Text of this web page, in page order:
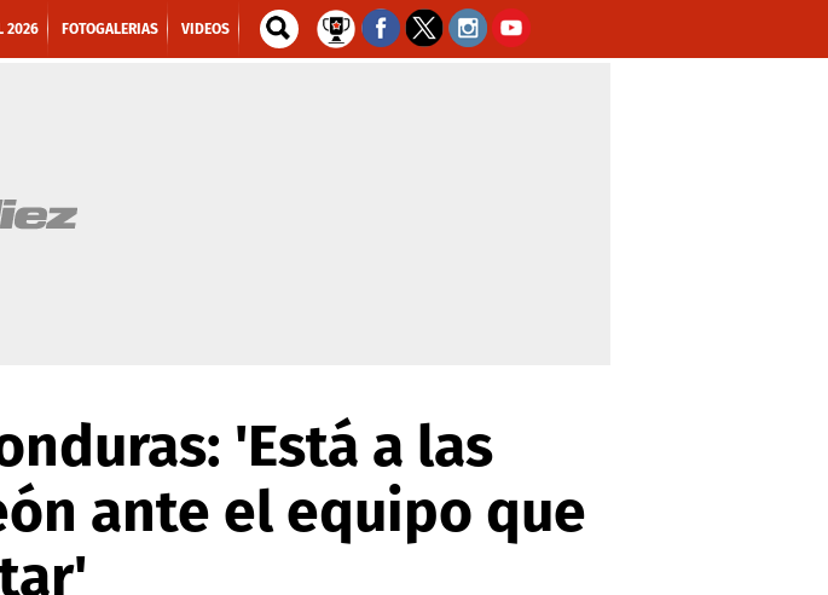
2026 FOTOGALERIAS VIDEOS
'Está a las
ante el equipo que